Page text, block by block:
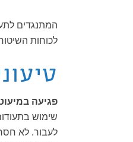
המתנגדים
לכוחות
פגיעה
שימוש
לעבור. לא